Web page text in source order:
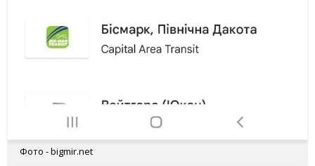
Фото - bigmir.net